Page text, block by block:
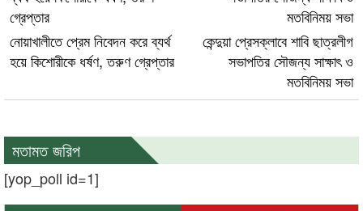
নোয়াখালীতে প্রেম নিবেদন করে ব্যর্থ
হয়ে কিশোরীকে ধর্ষণ, তরুণ গ্রেপ্তার
কেন্দুয়া প্রেসক্লাবে শাবি ছাত্রলীগ
সভাপতির সৌজন্য সাক্ষাৎ ও
মতবিনিময় সভা
মতামত জরিপ
[yop_poll id=1]